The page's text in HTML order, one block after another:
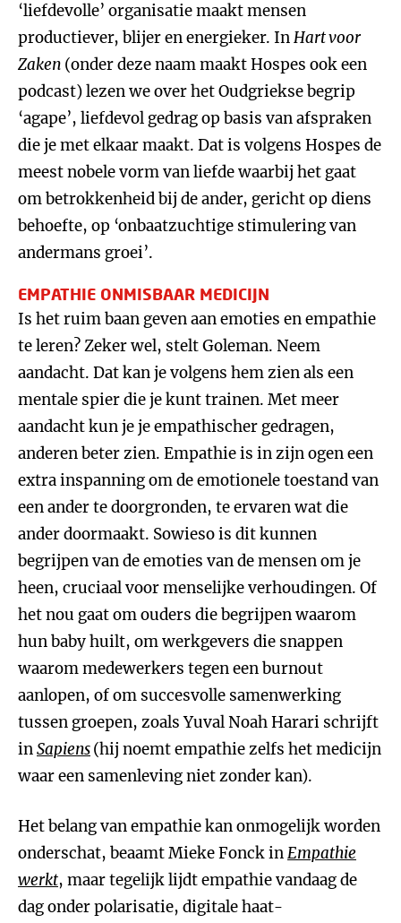
‘liefdevolle’ organisatie maakt mensen
productiever, blijer en energieker. InHart voor
Zaken (onder deze naam maakt Hospes ook een
podcast) lezen we over het Oudgriekse begrip
‘agape’, liefdevol gedrag op basis van afspraken
die je met elkaar maakt. Dat is volgens Hospes de
meest nobele vorm van liefde waarbij het gaat
om betrokkenheid bij de ander, gericht op diens
behoefte, op ‘onbaatzuchtige stimulering van
andermans groei’.
EMPATHIE ONMISBAAR MEDICIJN
Is het ruim baan geven aan emoties en empathie
te leren? Zeker wel, stelt Goleman. Neem
aandacht. Dat kan je volgens hem zien als een
mentale spier die je kunt trainen. Met meer
aandacht kun je je empathischer gedragen,
anderen beter zien. Empathie is in zijn ogen een
extra inspanning om de emotionele toestand van
een ander te doorgronden, te ervaren wat die
ander doormaakt. Sowieso is dit kunnen
begrijpen van de emoties van de mensen om je
heen, cruciaal voor menselijke verhoudingen. Of
het nou gaat om ouders die begrijpen waarom
hun baby huilt, om werkgevers die snappen
waarom medewerkers tegen een burnout
aanlopen, of om succesvolle samenwerking
tussen groepen, zoals Yuval Noah Harari schrijft
inSapiens(hij noemt empathie zelfs het medicijn
waar een samenleving niet zonder kan).
Het belang van empathie kan onmogelijk worden
onderschat, beaamt Mieke Fonck inEmpathie
werkt, maar tegelijk lijdt empathie vandaag de
dag onder polarisatie, digitale haat-